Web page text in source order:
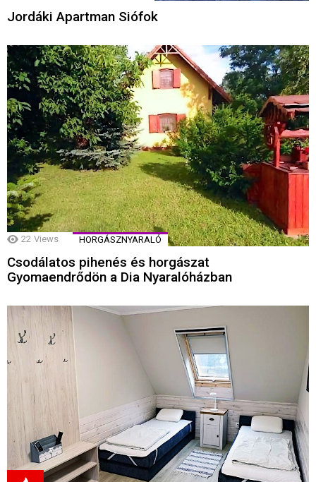
Jordáki Apartman Siófok
22 Views HORGÁSZNYARALÓ
Csodálatos pihenés és horgászat
Gyomaendrődön a Dia Nyaralóházban